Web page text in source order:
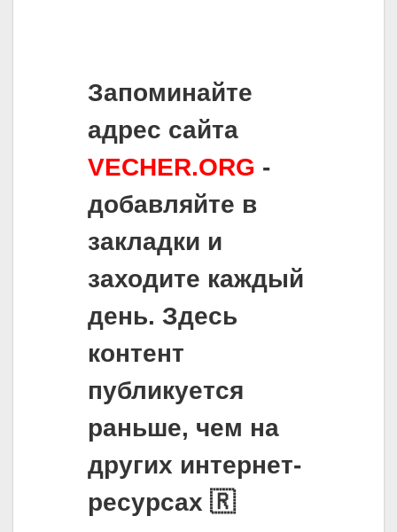
Запоминайте
адрес сайта
VECHER.ORG -
добавляйте в
закладки и
заходите каждый
день. Здесь
контент
публикуется
раньше, чем на
других интернет-
ресурсах 🇷